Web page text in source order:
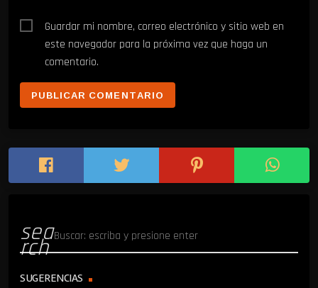
Guardar mi nombre, correo electrónico y sitio web en
este navegador para la próxima vez que haga un
comentario.
sea
rch
SUGERENCIAS